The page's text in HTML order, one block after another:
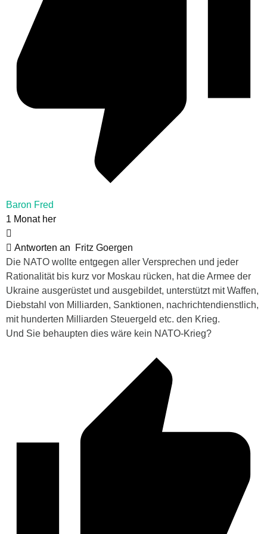
Baron Fred
1 Monat her
Antworten an
Fritz Goergen
Die NATO wollte entgegen aller Versprechen und jeder
Rationalität bis kurz vor Moskau rücken, hat die Armee der
Ukraine ausgerüstet und ausgebildet, unterstützt mit Waffen,
Diebstahl von Milliarden, Sanktionen, nachrichtendienstlich,
mit hunderten Milliarden Steuergeld etc. den Krieg.
Und Sie behaupten dies wäre kein NATO-Krieg?